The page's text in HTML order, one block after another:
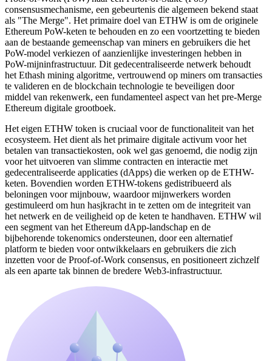
consensusmechanisme, een gebeurtenis die algemeen bekend staat
als "The Merge". Het primaire doel van ETHW is om de originele
Ethereum PoW-keten te behouden en zo een voortzetting te bieden
aan de bestaande gemeenschap van miners en gebruikers die het
PoW-model verkiezen of aanzienlijke investeringen hebben in
PoW-mijninfrastructuur. Dit gedecentraliseerde netwerk behoudt
het Ethash mining algoritme, vertrouwend op miners om transacties
te valideren en de blockchain technologie te beveiligen door
middel van rekenwerk, een fundamenteel aspect van het pre-Merge
Ethereum digitale grootboek.
Het eigen ETHW token is cruciaal voor de functionaliteit van het
ecosysteem. Het dient als het primaire digitale activum voor het
betalen van transactiekosten, ook wel gas genoemd, die nodig zijn
voor het uitvoeren van slimme contracten en interactie met
gedecentraliseerde applicaties (dApps) die werken op de ETHW-
keten. Bovendien worden ETHW-tokens gedistribueerd als
beloningen voor mijnbouw, waardoor mijnwerkers worden
gestimuleerd om hun hasjkracht in te zetten om de integriteit van
het netwerk en de veiligheid op de keten te handhaven. ETHW wil
een segment van het Ethereum dApp-landschap en de
bijbehorende tokenomics ondersteunen, door een alternatief
platform te bieden voor ontwikkelaars en gebruikers die zich
inzetten voor de Proof-of-Work consensus, en positioneert zichzelf
als een aparte tak binnen de bredere Web3-infrastructuur.